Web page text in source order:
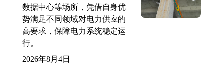
数据中心等场所，凭借自身优
势满足不同领域对电力供应的
高要求，保障电力系统稳定运
行。
2026年8月4日